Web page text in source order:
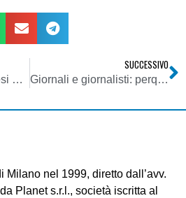
Diritto d’autore – Sintesi dei recenti sviluppi giurisprudenziali in materia di responsabilità dell’Internet Service Provider (ISP) per violazioni delle norme in materia di diritto d’autore
SUCCESSIVO
Giornali e giornalisti: perquisizioni a raffica. E’ ora di dire “basta!”. Violate la Convenzione europea dei diritti dell’uomo e le sentenze (Goodwin e Roemen)della Corte di Strasburgo
Milano nel 1999, diretto dall’avv.
Planet s.r.l., società iscritta al